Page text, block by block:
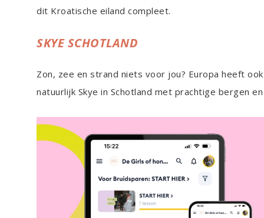
dit Kroatische eiland compleet.
SKYE SCHOTLAND
Zon, zee en strand niets voor jou? Europa heeft
natuurlijk Skye in Schotland met prachtige bergen